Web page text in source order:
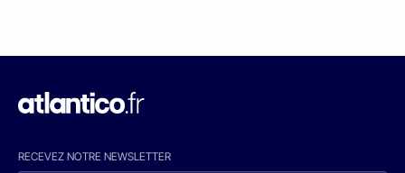
RECEVEZ NOTRE NEWSLETTER